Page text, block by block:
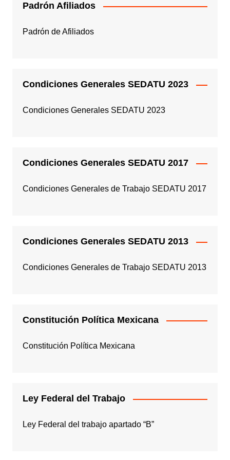
Padrón Afiliados
Padrón de Afiliados
Condiciones Generales SEDATU 2023
Condiciones Generales SEDATU 2023
Condiciones Generales SEDATU 2017
Condiciones Generales de Trabajo SEDATU 2017
Condiciones Generales SEDATU 2013
Condiciones Generales de Trabajo SEDATU 2013
Constitución Política Mexicana
Constitución Política Mexicana
Ley Federal del Trabajo
Ley Federal del trabajo apartado “B”